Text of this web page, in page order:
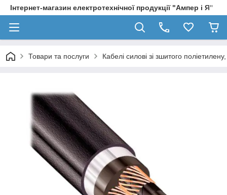
Інтернет-магазин електротехнічної продукції "Ампер і Я"
Товари та послуги Кабелі силові зі зшитого